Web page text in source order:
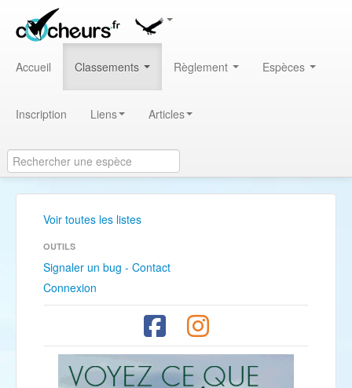
Accueil Classements Règlement Espèces
Inscription Liens Articles
Voir toutes les listes
OUTILS
Signaler un bug - Contact
Connexion